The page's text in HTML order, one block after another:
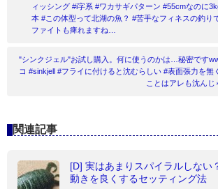
ィッシング #i字系 #ワカサギパターン #55cmなのに
本 #この体型って北湖の魚？ #苦手なフィネスの釣り
ファイトも痺れますね…
"シンクジェル"お試し購入。何に使うのかは…秘密です
コ #sinkjell #フライに付けると沈むらしい #表面張力を無
ことはアレも沈ん
関連記事
[D] 実はあまりスパイラルしない
動きを良くするセッティング法